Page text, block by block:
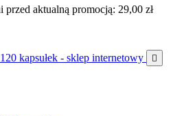
przed aktualną promocją: 29,00 zł
